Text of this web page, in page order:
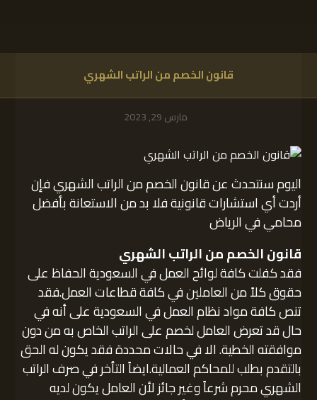
قانون الخصم من الراتب الشهري
مارس 29, 2023
اليوم سنتحدث عن قانون الخصم من الراتب الشهري فإن
أردت أي استشارات قانونية فلا بد من الاستعانة بأفضل
محامي في الرياض
قانون الخصم من الراتب الشهري
فقد كفلت كافة لوائح العمل في السعودية الحفاظ على
حقوق كلاً من العاملين في كافة قطاعات العمل.فقد
تنص كافة مواد نظام العمل في السعودية على أنه في
حال قد تعرض العامل لخصم على الراتب الخاص به من دون
موافقته الخطية. الا في حالات محددة فقد يكون له الحق
بالتقدم بطلب للمحاكم العمالية.ايضاً التأخر في صرف الراتب
الشهري محرم شرعاً وغير جائز لأن العامل يكون لديه